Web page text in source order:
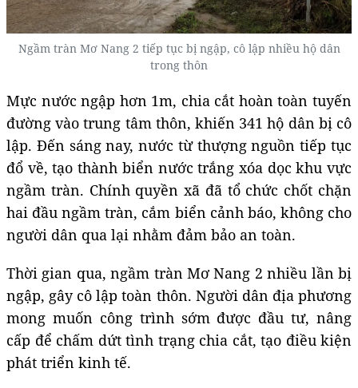
Ngầm tràn Mơ Nang 2 tiếp tục bị ngập, cô lập nhiều hộ dân
trong thôn
Mực nước ngập hơn 1m, chia cắt hoàn toàn tuyến
đường vào trung tâm thôn, khiến 341 hộ dân bị cô
lập. Đến sáng nay, nước từ thượng nguồn tiếp tục
đổ về, tạo thành biển nước trắng xóa dọc khu vực
ngầm tràn. Chính quyền xã đã tổ chức chốt chặn
hai đầu ngầm tràn, cắm biển cảnh báo, không cho
người dân qua lại nhằm đảm bảo an toàn.
Thời gian qua, ngầm tràn Mơ Nang 2 nhiều lần bị
ngập, gây cô lập toàn thôn. Người dân địa phương
mong muốn công trình sớm được đầu tư, nâng
cấp để chấm dứt tình trạng chia cắt, tạo điều kiện
phát triển kinh tế.